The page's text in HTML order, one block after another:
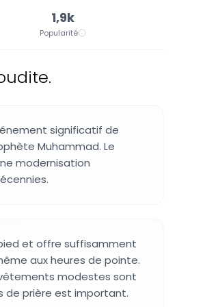
1,9k
Popularité
significatif de
Muhammad. Le
modernisation
et offre suffisamment
aux heures de pointe.
modestes sont
de prière est important.